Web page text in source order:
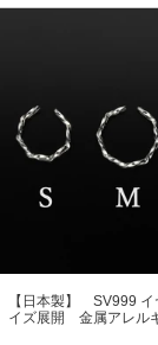
【日本製】 SV999
イズ展開 金属アレル
銀 Glory Design